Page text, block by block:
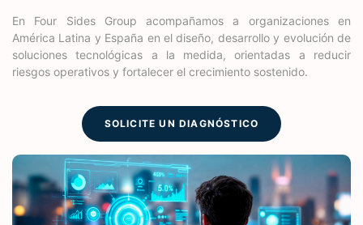
En Four Sides Group acompañamos a organizaciones en
América Latina y España en el diseño, desarrollo y evolución de
soluciones tecnológicas a la medida, orientadas a reducir
riesgos operativos y fortalecer el crecimiento sostenido.
SOLICITE UN DIAGNÓSTICO